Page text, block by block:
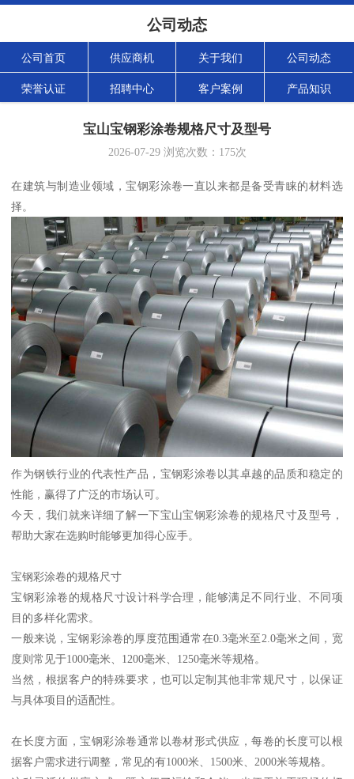
公司动态
公司首页 供应商机 关于我们 公司动态
荣誉认证 招聘中心 客户案例 产品知识
宝山宝钢彩涂卷规格尺寸及型号
2026-07-29浏览次数： 175次
在建筑与制造业领域，宝钢彩涂卷一直以来都是备受青睐的材料选
择。
作为钢铁行业的代表性产品，宝钢彩涂卷以其卓越的品质和稳定的
性能，赢得了广泛的市场认可。
今天，我们就来详细了解一下宝山宝钢彩涂卷的规格尺寸及型号，
帮助大家在选购时能够更加得心应手。
宝钢彩涂卷的规格尺寸
宝钢彩涂卷的规格尺寸设计科学合理，能够满足不同行业、不同项
目的多样化需求。
一般来说，宝钢彩涂卷的厚度范围通常在0.3毫米至2.0毫米之间，宽
度则常见于1000毫米、1200毫米、1250毫米等规格。
当然，根据客户的特殊要求，也可以定制其他非常规尺寸，以保证
与具体项目的适配性。
在长度方面，宝钢彩涂卷通常以卷材形式供应，每卷的长度可以根
据客户需求进行调整，常见的有1000米、1500米、2000米等规格。